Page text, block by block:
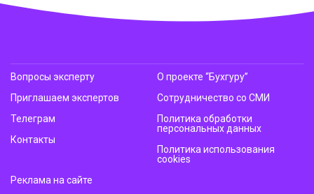
Вопросы эксперту
Приглашаем экспертов
Телеграм
Контакты
О проекте “Бухгуру”
Сотрудничество со СМИ
Политика обработки
персональных данных
Политика использования
cookies
Реклама на сайте